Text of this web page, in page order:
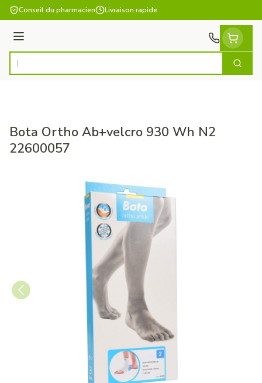
Aller au contenu
Conseil du pharmacien Livraison rapide
Menu
Rechercher
Bota Ortho Ab+velcro 930 Wh N2
22600057